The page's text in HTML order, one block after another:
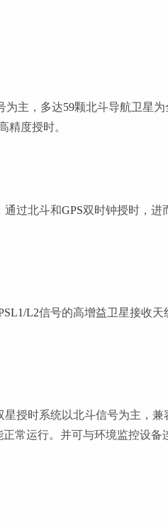
为主，多达59颗北斗导航卫星
精度授时。
通过北斗和GPS双时钟授时，进
L2信号的高增益卫星接收天
星授时系统以北斗信号为主，兼
正常运行。并可与环境监控设备